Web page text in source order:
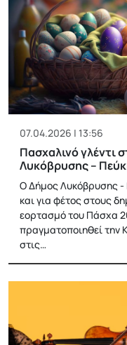
07.04.2026 | 13:56
Πασχαλινό γλέντι
Λυκόβρυσης –
Ο Δήμος Λυκόβρυσης -
και για φέτος στους
εορτασμό του Πάσχα
πραγματοποιηθεί την
στις…